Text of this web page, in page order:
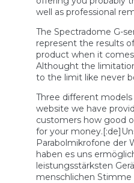
well as professional
The Spectradome G-
represent the results
product when it
Althought the
to the limit like never
Three different
website we have
customers how good
for your
Parabolmikrofone der
haben es uns
leistungsstärksten
menschlichen Stimme